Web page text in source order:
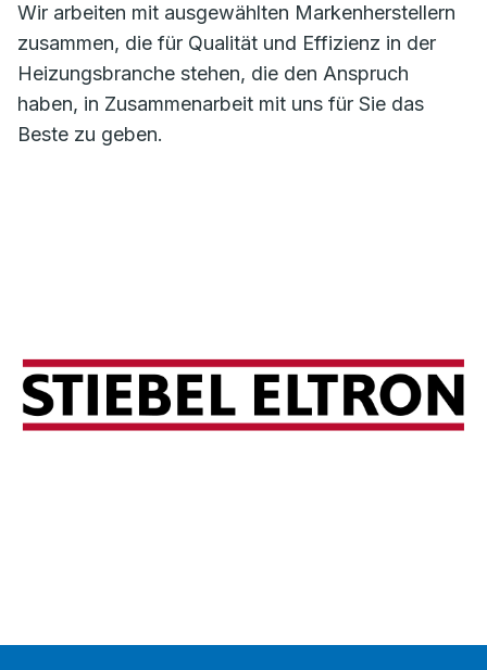
Wir arbeiten mit ausgewählten Markenherstellern
zusammen, die für Qualität und Effizienz in der
Heizungsbranche stehen, die den Anspruch
haben, in Zusammenarbeit mit uns für Sie das
Beste zu geben.